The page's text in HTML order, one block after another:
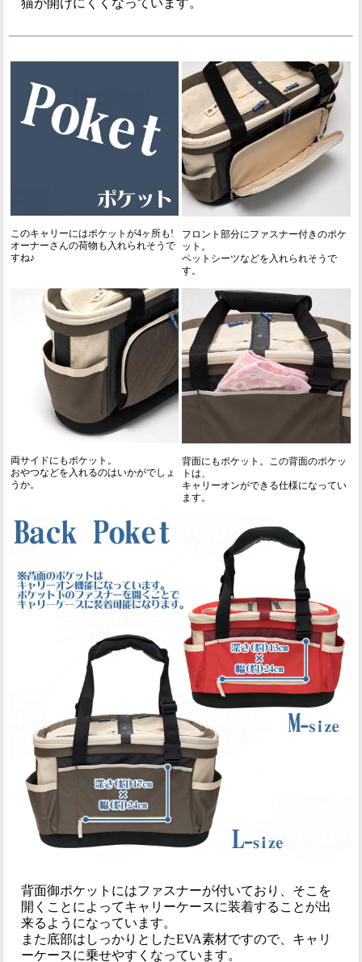
猫が開けにくくなっています。
このキャリーにはポケットが4ヶ所も!
オーナーさんの荷物も入れられそうで
すね♪
フロント部分にファスナー付きのポケ
ット。
ペットシーツなどを入れられそうで
す。
両サイドにもポケット。
おやつなどを入れるのはいかがでしょ
うか。
背面にもポケット。この背面のポケッ
トは、
キャリーオンができる仕様になってい
ます。
背面御ポケットにはファスナーが付いており、そこを
開くことによってキャリーケースに装着することが出
来るようになっています。
また底部はしっかりとしたEVA素材ですので、キャリ
ーケースに乗せやすくなっています。